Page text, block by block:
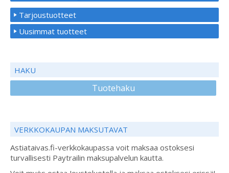
Tarjoustuotteet
Uusimmat tuotteet
HAKU
Tuotehaku
VERKKOKAUPAN MAKSUTAVAT
Astiataivas.fi-verkkokaupassa voit maksaa ostoksesi
turvallisesti Paytrailin maksupalvelun kautta.